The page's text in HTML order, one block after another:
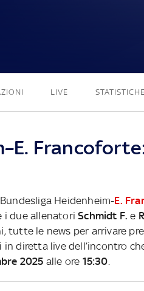
LIVE STATISTICHE
Heidenheim-E.
i due allenatoriSchmidt F. e
tutte le news per arrivare
diretta live dell’incontro
2025 alle ore 15:30